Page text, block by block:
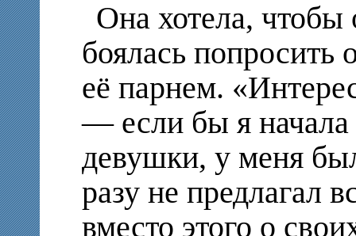
Она хотела, чтобы
боялась попросить
её парнем.
— если бы я
девушки, у меня
разу не предлагал
вместо этого о